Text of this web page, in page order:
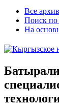
Все
Поиск по
На